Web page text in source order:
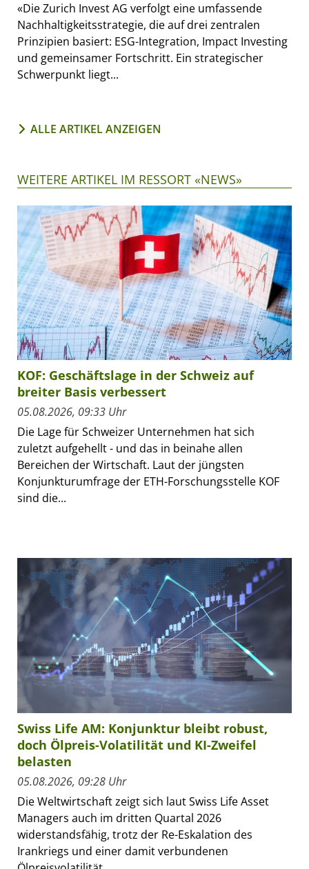
«Die Zurich Invest AG verfolgt eine umfassende
Nachhaltigkeitsstrategie, die auf drei zentralen
Prinzipien basiert: ESG-Integration, Impact Investing
und gemeinsamer Fortschritt. Ein strategischer
Schwerpunkt liegt...
ALLE ARTIKEL ANZEIGEN
WEITERE ARTIKEL IM RESSORT «NEWS»
KOF: Geschäftslage in der Schweiz auf
breiter Basis verbessert
05.08.2026, 09:33 Uhr
Die Lage für Schweizer Unternehmen hat sich
zuletzt aufgehellt - und das in beinahe allen
Bereichen der Wirtschaft. Laut der jüngsten
Konjunkturumfrage der ETH-Forschungsstelle KOF
sind die...
Swiss Life AM: Konjunktur bleibt robust,
doch Ölpreis-Volatilität und KI-Zweifel
belasten
05.08.2026, 09:28 Uhr
Die Weltwirtschaft zeigt sich laut Swiss Life Asset
Managers auch im dritten Quartal 2026
widerstandsfähig, trotz der Re-Eskalation des
Irankriegs und einer damit verbundenen